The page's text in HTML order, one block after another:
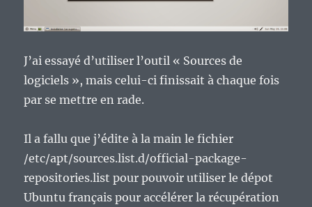
J’ai essayé d’utiliser l’outil « Sources de
logiciels », mais celui-ci finissait à chaque fois
par se mettre en rade.
Il a fallu que j’édite à la main le fichier
/etc/apt/sources.list.d/official-package-
repositories.list pour pouvoir utiliser le dépot
Ubuntu français pour accélérer la récupération